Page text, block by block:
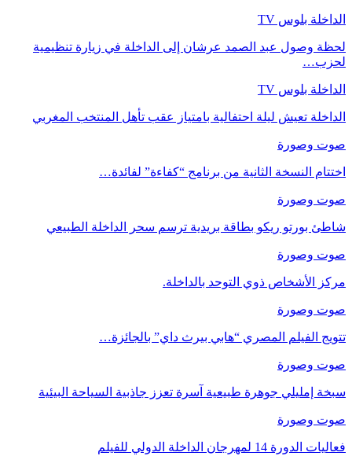
الداخلة بلوس TV
لحظة وصول عبد الصمد عرشان إلى الداخلة في زيارة تنظيمية
لحزب…
الداخلة بلوس TV
الداخلة تعيش ليلة احتفالية بامتياز عقب تأهل المنتخب المغربي
صوت وصورة
اختتام النسخة الثانية من برنامج “كفاءة” لفائدة…
صوت وصورة
شاطئ بورتو ريكو بطاقة بريدية ترسم سحر الداخلة الطبيعي
صوت وصورة
مركز الأشخاص ذوي التوحد بالداخلة.
صوت وصورة
تتويج الفيلم المصري “هابي بيرث داي” بالجائزة…
صوت وصورة
سبخة إمليلي جوهرة طبيعية آسرة تعزز جاذبية السياحة البيئية
صوت وصورة
فعاليات الدورة 14 لمهرجان الداخلة الدولي للفيلم